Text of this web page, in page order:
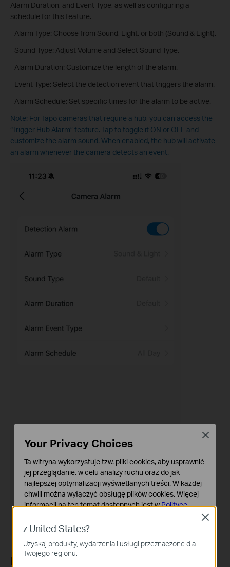
Alarm Duration, and Event Type, as well as configuring a
schedule for this feature.
- Alarm Type: Choose from Sound, Light, or both (Sound & Light).
- Sound Type: Adjust Volume and Select Sound Type.
- Alarm Duration: Customize the length of the alarm.
- Event Type: Select the detection event that triggers the alarm.
- Alarm Schedule: Set specific times for the alarm to be active.
Note: For Tapo cameras that require a hub, you can access the
“Trigger Hub Alarm” feature. Tap to toggle it ON or OFF and
customize the alarm sound. When enabled, the hub will activate
an alarm whenever the camera detects an event.
For Tapo floodlight camera
z United States?
Uzyskaj produkty, wydarzenia i usługi przeznaczone dla
Twojego regionu.
Close
Your Privacy Choices
Ta witryna wykorzystuje tzw. pliki cookies, aby usprawnić
jej przeglądanie, w celu analizy ruchu oraz do jak
najlepszej optymalizacji wyświetlanych treści. W każdej
chwili można wyłączyć obsługę plików cookies. Więcej
informacji na ten temat dostępnych jest wPolityce
Podstawowe Cookies
Te pliki cookies niezbędne są do poprawnego działania
witryny i nie moga zostać wyłączone.
Close